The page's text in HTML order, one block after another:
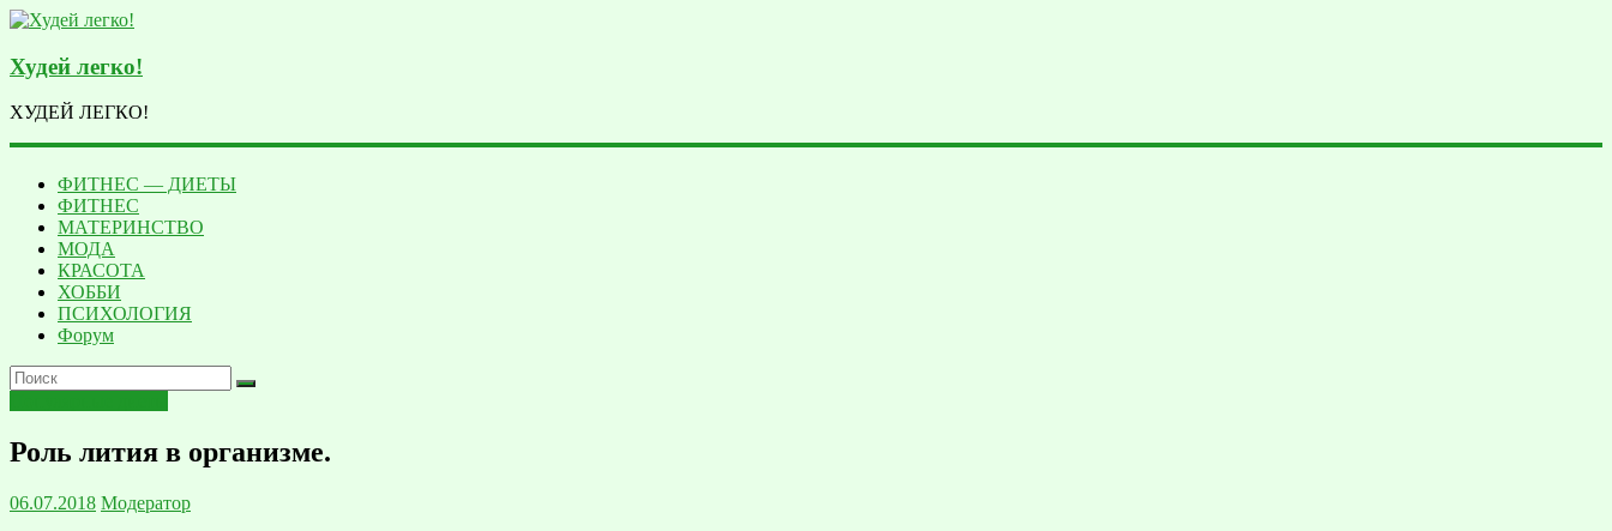
Худей легко!
ХУДЕЙ ЛЕГКО!
ФИТНЕС — ДИЕТЫ
ФИТНЕC
МАТЕРИНСТВО
МОДА
КРАСОТА
ХОББИ
ПСИХОЛОГИЯ
Форум
Роль лития в организме.
06.07.2018 Модератор